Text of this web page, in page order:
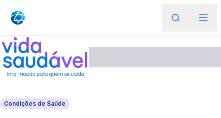
Condições de Saúde